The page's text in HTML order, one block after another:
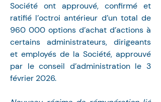
Société ont approuvé, confirmé et
ratifié l’octroi antérieur d’un total de
960 000 options d’achat d’actions à
certains administrateurs, dirigeants
et employés de la Société, approuvé
par le conseil d’administration le 3
février 2026.